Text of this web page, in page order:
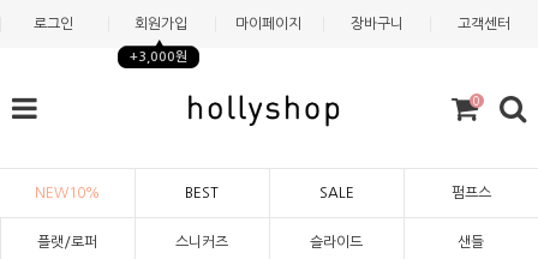
로그인 회원가입
+3,000원
마이페이지 장바구니 고객센터
0
NEW10% BEST SALE 펌프스
플랫/로퍼 스니커즈 슬라이드 샌들